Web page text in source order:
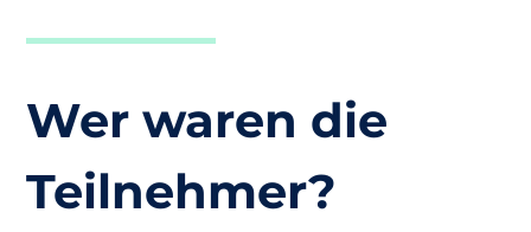
Wer waren die
Teilnehmer?